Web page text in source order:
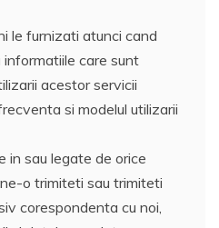
le furnizati atunci cand
care sunt
acestor servicii
si modelul utilizarii
in sau legate de orice
o trimiteti sau trimiteti
corespondenta cu noi,